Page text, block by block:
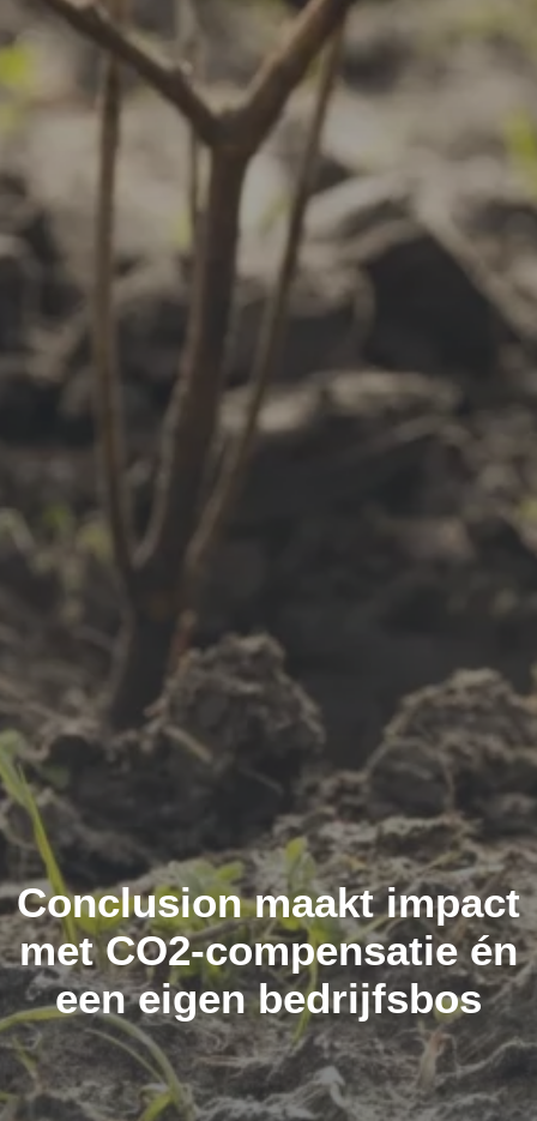
Conclusion maakt impact
met CO2-compensatie én
een eigen bedrijfsbos